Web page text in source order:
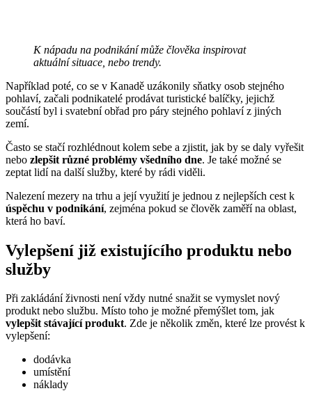
K nápadu na podnikání může člověka inspirovat
aktuální situace, nebo trendy.
Například poté, co se v Kanadě uzákonily sňatky osob stejného
pohlaví, začali podnikatelé prodávat turistické balíčky, jejichž
součástí byl i svatební obřad pro páry stejného pohlaví z jiných
zemí.
Často se stačí rozhlédnout kolem sebe a zjistit, jak by se daly vyřešit
nebo zlepšit různé problémy všedního dne. Je také možné se
zeptat lidí na další služby, které by rádi viděli.
Nalezení mezery na trhu a její využití je jednou z nejlepších cest k
úspěchu v podnikání, zejména pokud se člověk zaměří na oblast,
která ho baví.
Vylepšení již existujícího produktu nebo
služby
Při zakládání živnosti není vždy nutné snažit se vymyslet nový
produkt nebo službu. Místo toho je možné přemýšlet tom, jak
vylepšit stávající produkt. Zde je několik změn, které lze provést k
vylepšení:
dodávka
umístění
náklady